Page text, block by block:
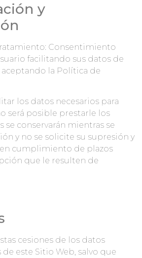
y
Consentimiento
facilitando sus datos de
la Política de
los datos necesarios para
será posible prestarle los
se conservarán mientras se
y no se solicite su supresión y
cumplimiento de plazos
que le resulten de
cesiones de los datos
de este Sitio Web, salvo que